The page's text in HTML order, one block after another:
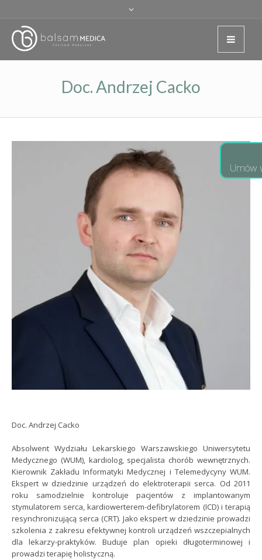
Doc. Andrzej Cacko
Doc. Andrzej Cacko
Absolwent Wydziału Lekarskiego Warszawskiego Uniwersytetu
Medycznego (WUM), kardiolog, specjalista chorób wewnętrznych.
Kierownik Zakładu Informatyki Medycznej i Telemedycyny WUM.
Ekspert w dziedzinie urządzeń do elektroterapii serca. Od 2011
roku samodzielnie kontroluje pacjentów z implantowanym
stymulatorem serca, kardiowerterem-defibrylatorem (ICD) i terapią
resynchronizującą serca (CRT). Jako ekspert w dziedzinie prowadzi
szkolenia z zakresu efektywnej kontroli urządzeń wszczepialnych
dla lekarzy-praktyków. Buduje plan opieki długoterminowej i
prowadzi terapię holistyczną.
Umów